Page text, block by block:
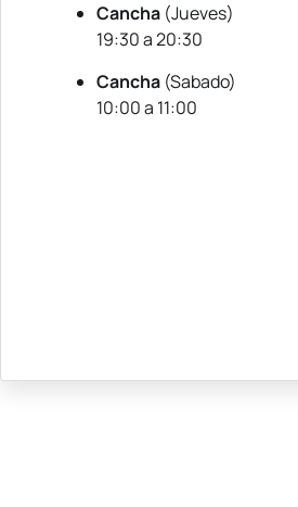
Cancha (Jueves)
19:30 a 20:30
Cancha (Sabado)
10:00 a 11:00